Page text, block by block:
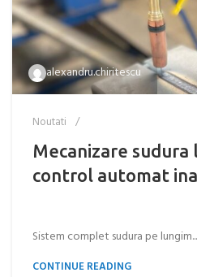
alexandru.chiritescu
Noutati
Mecanizare sudura
control automat
Sistem complet sudura pe lungim...
CONTINUE READING